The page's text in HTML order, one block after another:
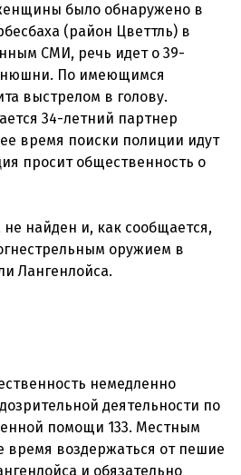
было обнаружено в
(район Цветтль) в
СМИ, речь идет о 39-
По имеющимся
выстрелом в голову.
34-летний партнер
время поиски полиции идут
просит общественность о
найден и, как сообщается,
оружием в
немедленно
деятельности по
помощи 133. Местным
время воздержаться от пешие
и обязательно